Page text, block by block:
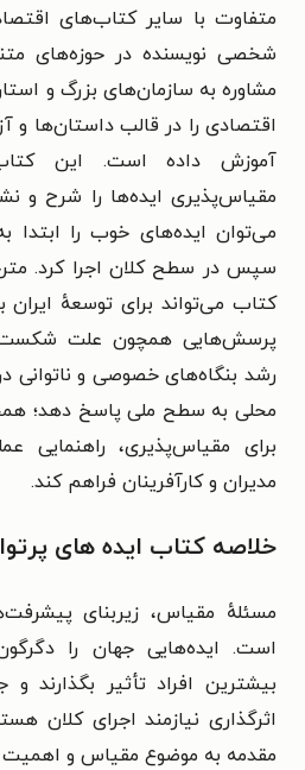
متفاوت با سایر کتاب‌های
شخصی نویسنده در حوزه‌های
مشاوره به سازمان‌های بزرگ و
اقتصادی را در قالب داستان‌ها
آموزش داده است. این
مقیاس‌پذیری ایده‌ها را شرح و
می‌توان ایده‌های خوب را ابتدا
سپس در سطح کلان اجرا کرد.
کتاب می‌تواند برای توسعهٔ ایران
پرسش‌هایی همچون علت شکست
رشد بنگاه‌های خصوصی و
برای مقیاس‌پذیری، راهنمایی
مدیران و کارآفرینان فراهم کند.
خلاصه کتاب ایده‌ های
مسئلهٔ مقیاس، زیربنای
است. ایده‌هایی جهان را
بیشترین افراد تأثیر بگذارند
اثرگذاری نیازمند اجرای کلان
مقدمه به موضوع مقیاس و اهمیت